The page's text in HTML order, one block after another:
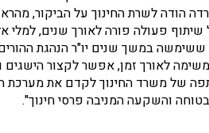
הודה לשרת החינוך על הביקור,
פעולה פורה לאורך שנים, למלי
ששימשה במשך שנים יו"ר הנהגת
לאורך זמן, אפשר לקצור
של משרד החינוך לקדם את מערכת
והשקעה המניבה פרסי חינוך".